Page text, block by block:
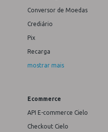
Conversor de Moedas
Crediário
Pix
Recarga
mostrar mais
Ecommerce
API E-commerce Cielo
Checkout Cielo